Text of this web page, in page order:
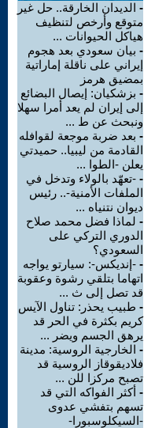
- الديدان الخارقة.. حل غير
متوقع وأرخص لتنظيف
هياكل الحيوانات ...
- بيان سعودي بعد هجوم
إيراني على ناقلة إماراتية
بمضيق هرمز
- بزشكيان: إيصال البضائع
إلى إيران لم يعد أمرا سهلا
ونبحث عن ط ...
- بعد ضربة موجعة لقوافله
القادمة من ليبيا.. حميدتي
يعلن -الطوا ...
- -تعهّد بالولاء وتدخل في
الملفات الأمنية-.. رئيس
ديوان نتنياه ...
- لماذا فضل محمد صلاح
الدوري التركي على
السعودي؟
- -إنديكس-: سيارتو يواجه
اتهاما بتلقي رشوة وعقوبة
قد تصل إلى ث ...
- طبيب يحذر: تناول الآيس
كريم بكثرة في الحر قد
يرهق الجسم ويضر ...
- الخارجية الروسية: مدينة
فلاديقوقاز الروسية قد
تصبح مركزا للن ...
- أكثر الفواكه التي قد
تسهم بتفشي عدوى
-السيكلوسبورا-